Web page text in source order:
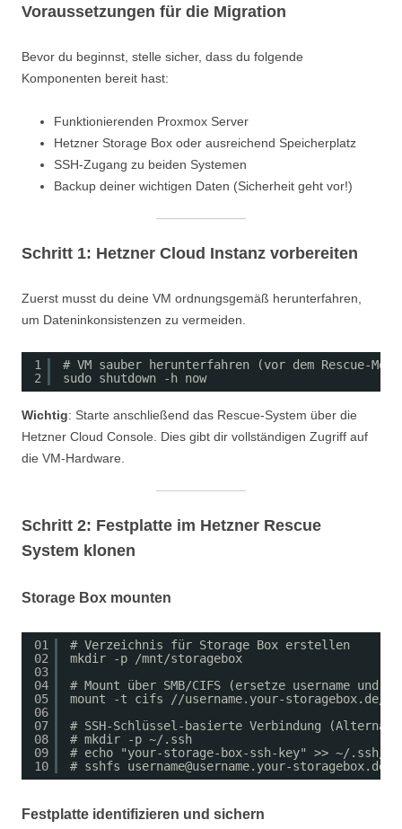
Voraussetzungen für die Migration
Bevor du beginnst, stelle sicher, dass du folgende
Komponenten bereit hast:
Funktionierenden Proxmox Server
Hetzner Storage Box oder ausreichend Speicherplatz
SSH-Zugang zu beiden Systemen
Backup deiner wichtigen Daten (Sicherheit geht vor!)
Schritt 1: Hetzner Cloud Instanz vorbereiten
Zuerst musst du deine VM ordnungsgemäß herunterfahren,
um Dateninkonsistenzen zu vermeiden.
1
2
# VM sauber herunterfahren (vor dem Rescue-
sudo shutdown -h now
Wichtig: Starte anschließend das Rescue-System über die
Hetzner Cloud Console. Dies gibt dir vollständigen Zugriff auf
die VM-Hardware.
Schritt 2: Festplatte im Hetzner Rescue
System klonen
Storage Box mounten
01
02
03
04
05
06
07
08
09
10
# Verzeichnis für Storage Box erstellen
mkdir -p /mnt/storagebox
# Mount über SMB/CIFS (ersetze username und
mount -t cifs //username.your-storagebox.de/
# SSH-Schlüssel-basierte Verbindung
# mkdir -p ~/.ssh
# echo "your-storage-box-ssh-key" >> ~/.ssh/
# sshfs username@username.your-
Festplatte identifizieren und sichern